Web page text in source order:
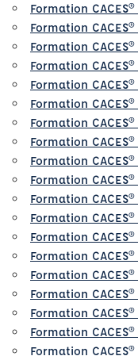
Formation
Formation
Formation
Formation
Formation
Formation
Formation
Formation
Formation
Formation
Formation
Formation
Formation
Formation
Formation
Formation
Formation
Formation
Formation